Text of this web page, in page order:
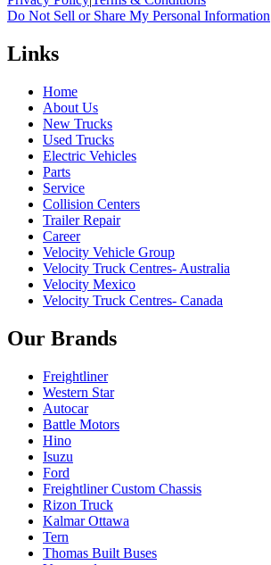
Do Not Sell or Share My Personal Information
Links
Home
About Us
New Trucks
Used Trucks
Electric Vehicles
Parts
Service
Collision Centers
Trailer Repair
Career
Velocity Vehicle Group
Velocity Truck Centres- Australia
Velocity Mexico
Velocity Truck Centres- Canada
Our Brands
Freightliner
Western Star
Autocar
Battle Motors
Hino
Isuzu
Ford
Freightliner Custom Chassis
Rizon Truck
Kalmar Ottawa
Tern
Thomas Built Buses